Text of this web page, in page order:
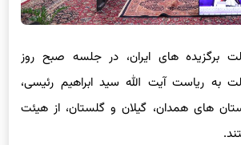
برگزیده های ایران، در جلسه صبح روز
به ریاست آیت الله سید ابراهیم رئیسی،
های همدان، گیلان و گلستان، از هیئت